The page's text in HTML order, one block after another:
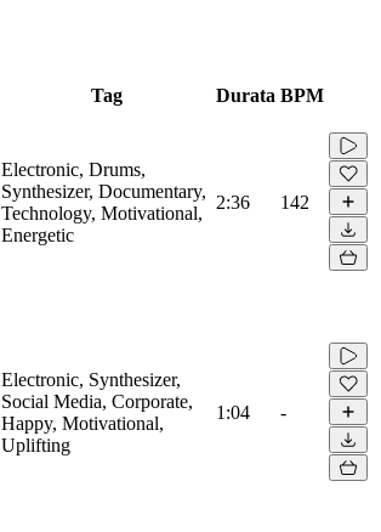
Tag Durata BPM
Electronic, Drums,
Synthesizer, Documentary,
Technology, Motivational,
Energetic
2:36 142
Electronic, Synthesizer,
Social Media, Corporate,
Happy, Motivational,
Uplifting
1:04 -